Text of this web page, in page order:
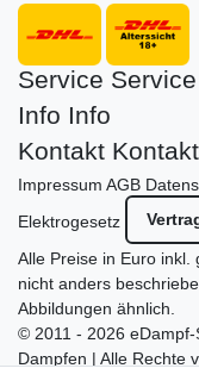
Service Service
Info Info
Kontakt Kontakt
Impressum AGB
Elektrogesetz
Alle Preise in Euro inkl.
nicht anders
Abbildungen ähnlich.
© 2011 - 2026
Dampfen | Alle Rechte